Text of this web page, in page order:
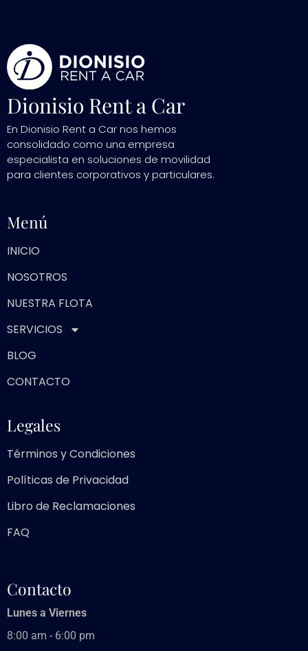
Dionisio Rent a Car
En Dionisio Rent a Car nos hemos
consolidado como una empresa
especialista en soluciones de movilidad
para clientes corporativos y particulares.
Menú
INICIO
NOSOTROS
NUESTRA FLOTA
SERVICIOS
BLOG
CONTACTO
Legales
Términos y Condiciones
Políticas de Privacidad
Libro de Reclamaciones
FAQ
Contacto
Lunes a Viernes
8:00 am - 6:00 pm